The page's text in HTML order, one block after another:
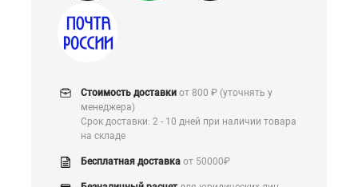
Стоимость доставки от 800 ₽ (уточнять у
менеджера)
Срок доставки: 2 - 10 дней при наличии товара
на складе
Бесплатная доставка от 50000₽